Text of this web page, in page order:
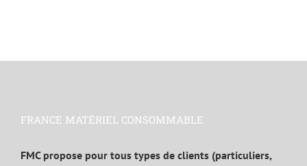
FRANCE MATÉRIEL CONSOMMABLE
FMC propose pour tous types de clients (particuliers,